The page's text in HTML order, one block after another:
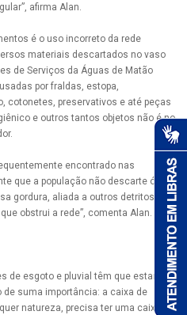
afirma Alan.
é o uso incorreto da rede
materiais descartados no vaso
de Serviços da Águas de Matão
por fraldas, estopa,
cotonetes, preservativos e até peças
e outros tantos objetos não é no
encontrado nas
que a população não descarte óleo
gordura, aliada a outros detritos,
obstrui a rede”, comenta Alan.
de esgoto e pluvial têm que estar
de suma importância: a caixa de
natureza, precisa ter uma caixa de